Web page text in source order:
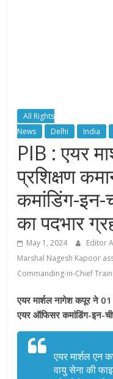
All Rights
News
Delhi India
PIB : एयर
प्रशिक्षण
कमांडिंग-
का पदभार
May 1, 2024 Editor
Marshal Nagesh Kapoor
Commanding-in-Chief
एयर मार्शल नागेश कपूर ने
एयर ऑफिसर कमांडिंग-इन-
एयर मार्शल एन
वायु सेना की